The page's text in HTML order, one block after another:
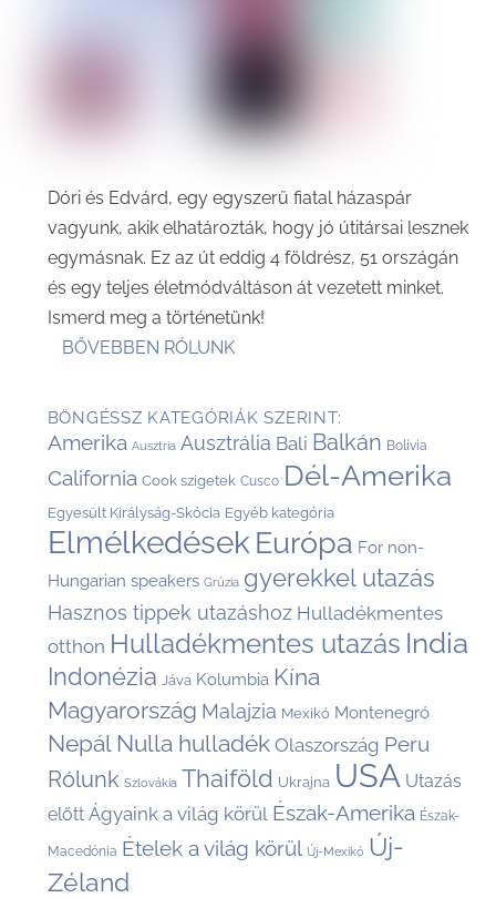
Dóri és Edvárd, egy egyszerű fiatal házaspár
vagyunk, akik elhatározták, hogy jó útitársai lesznek
egymásnak. Ez az út eddig 4 földrész, 51 országán
és egy teljes életmódváltáson át vezetett minket.
Ismerd meg a történetünk!
BŐVEBBEN RÓLUNK
BÖNGÉSSZ KATEGÓRIÁK SZERINT:
Amerika Ausztria Ausztrália Bali Balkán Bolívia
California Cook szigetek Cusco Dél-Amerika
Egyesült Királyság-Skócia Egyéb kategória
Elmélkedések Európa For non-
Hungarian speakers Grúzia gyerekkel utazás
Hasznos tippek utazáshoz Hulladékmentes
otthon Hulladékmentes utazás India
Indonézia Jáva Kolumbia Kína
Magyarország Malajzia Mexikó Montenegró
Nepál Nulla hulladék Olaszország Peru
Rólunk Szlovákia Thaiföld Ukrajna USA Utazás
előtt Ágyaink a világ körül Észak-Amerika Észak-
Macedónia Ételek a világ körül Új-Mexikó Új-
Zéland